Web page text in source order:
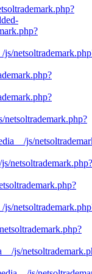
js/
js/
netsoltrademark.php?
js/